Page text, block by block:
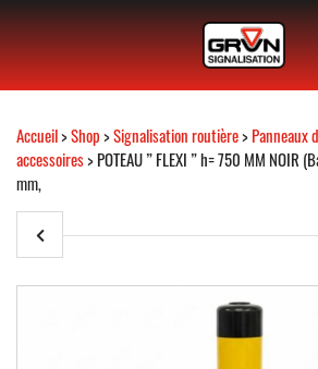
Accueil>Shop>Signalisation routière>Panneaux
accessoires> POTEAU ” FLEXI ” h= 750 MM NOIR
mm,